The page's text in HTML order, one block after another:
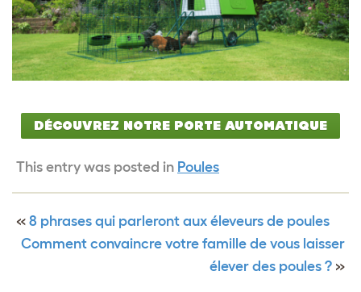
DÉCOUVREZ NOTRE PORTE AUTOMATIQUE
This entry was posted in Poules
« 8 phrases qui parleront aux éleveurs de poules
Comment convaincre votre famille de vous laisser
élever des poules ? »